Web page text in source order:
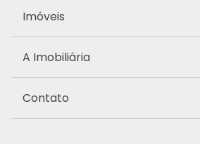
Imóveis
A Imobiliária
Contato